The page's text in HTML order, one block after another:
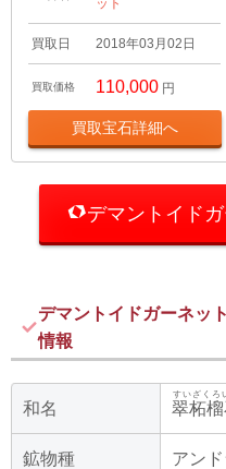
ット
買取日 2018年03月02日
買取価格 110,000 円
買取宝石詳細へ
デマントイド
デマントイドガーネッ
情報
和名 翠柘
すいざくろ
鉱物種 アン